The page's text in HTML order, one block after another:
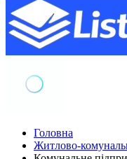
Головна
Житлово-